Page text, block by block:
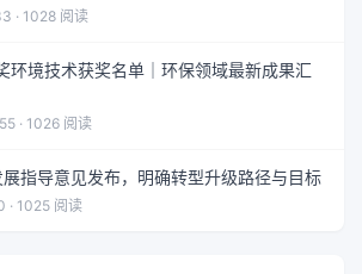
· 1028 阅读
环境技术获奖名单｜环保领域最新成果汇
· 1026 阅读
指导意见发布，明确转型升级路径与目标
· 1025 阅读